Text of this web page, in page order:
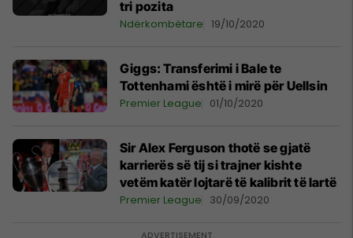
tri pozita
Ndërkombëtare 19/10/2020
Giggs: Transferimi i Bale te
Tottenhami është i mirë për Uellsin
Premier League 01/10/2020
Sir Alex Ferguson thotë se gjatë
karrierës së tij si trajner kishte
vetëm katër lojtarë të kalibrit të lartë
Premier League 30/09/2020